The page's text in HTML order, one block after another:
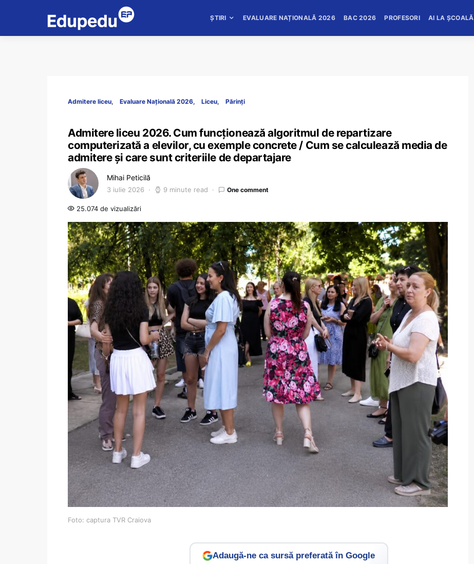
ȘTIRI EVALUARE NAȚIONALĂ 2026 BAC 2026 PROFESORI AI LA ȘCOALĂ
Admitere liceu Evaluare Națională 2026 Liceu Părinți
Admitere liceu 2026. Cum funcționează algoritmul de repartizare
computerizată a elevilor, cu exemple concrete / Cum se calculează media de
admitere și care sunt criteriile de departajare
Mihai Peticilă
3 iulie 2026 9 minute read One comment
25.074 de vizualizări
Foto: captura TVR Craiova
Adaugă-ne ca sursă preferată în Google